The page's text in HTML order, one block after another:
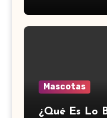
extranjeros.
Mascotas
¿Qué Es Lo